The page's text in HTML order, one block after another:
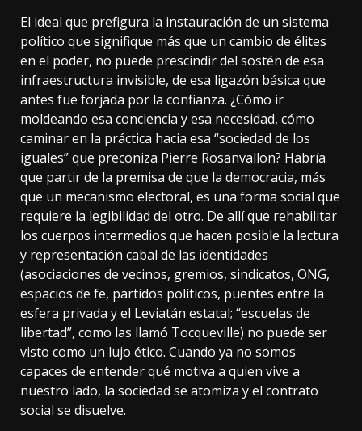
El ideal que prefigura la instauración de un sistema
político que signifique más que un cambio de élites
en el poder, no puede prescindir del sostén de esa
infraestructura invisible, de esa ligazón básica que
antes fue forjada por la confianza. ¿Cómo ir
moldeando esa conciencia y esa necesidad, cómo
caminar en la práctica hacia esa “sociedad de los
iguales” que preconiza Pierre Rosanvallon? Habría
que partir de la premisa de que la democracia, más
que un mecanismo electoral, es una forma social que
requiere la legibilidad del otro. De allí que rehabilitar
los cuerpos intermedios que hacen posible la lectura
y representación cabal de las identidades
(asociaciones de vecinos, gremios, sindicatos, ONG,
espacios de fe, partidos políticos, puentes entre la
esfera privada y el Leviatán estatal; “escuelas de
libertad”, como las llamó Tocqueville) no puede ser
visto como un lujo ético. Cuando ya no somos
capaces de entender qué motiva a quien vive a
nuestro lado, la sociedad se atomiza y el contrato
social se disuelve.